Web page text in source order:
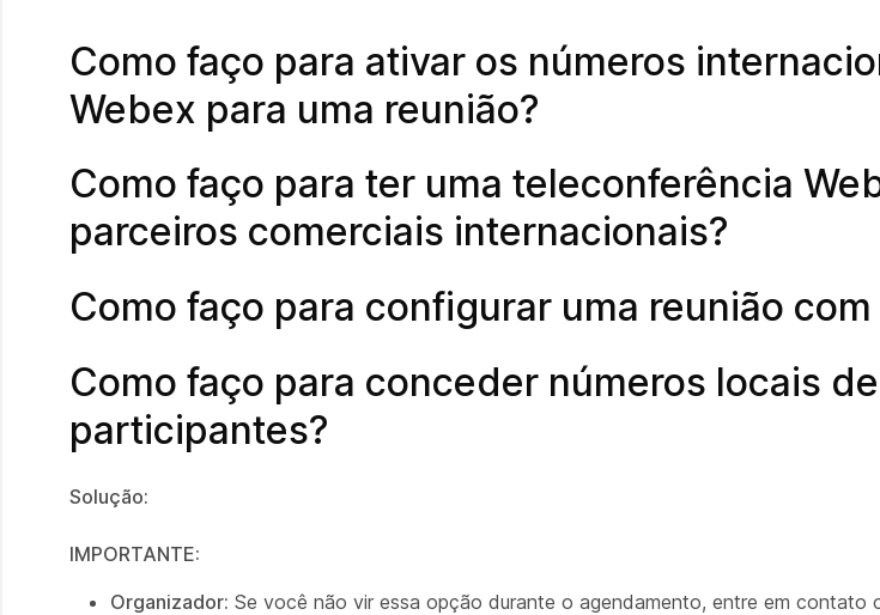
Como faço para ativar os números
Webex para uma reunião?
Como faço para ter uma teleconferência
parceiros comerciais internacionais?
Como faço para configurar uma reunião
Como faço para conceder números locais
participantes?
Solução:
IMPORTANTE:
Organizador: Se você não vir essa opção durante o agendamento, entre em contato